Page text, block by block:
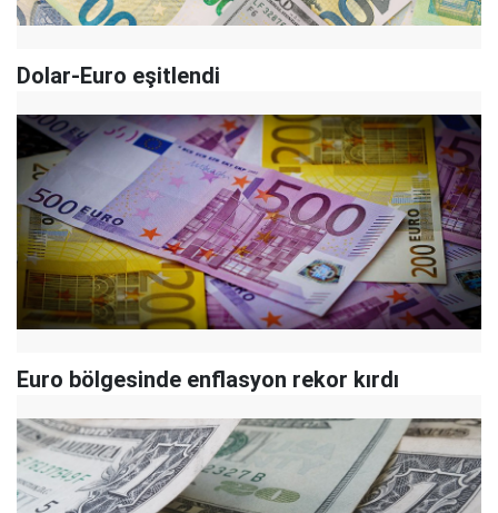
Dolar-Euro eşitlendi
Euro bölgesinde enflasyon rekor kırdı